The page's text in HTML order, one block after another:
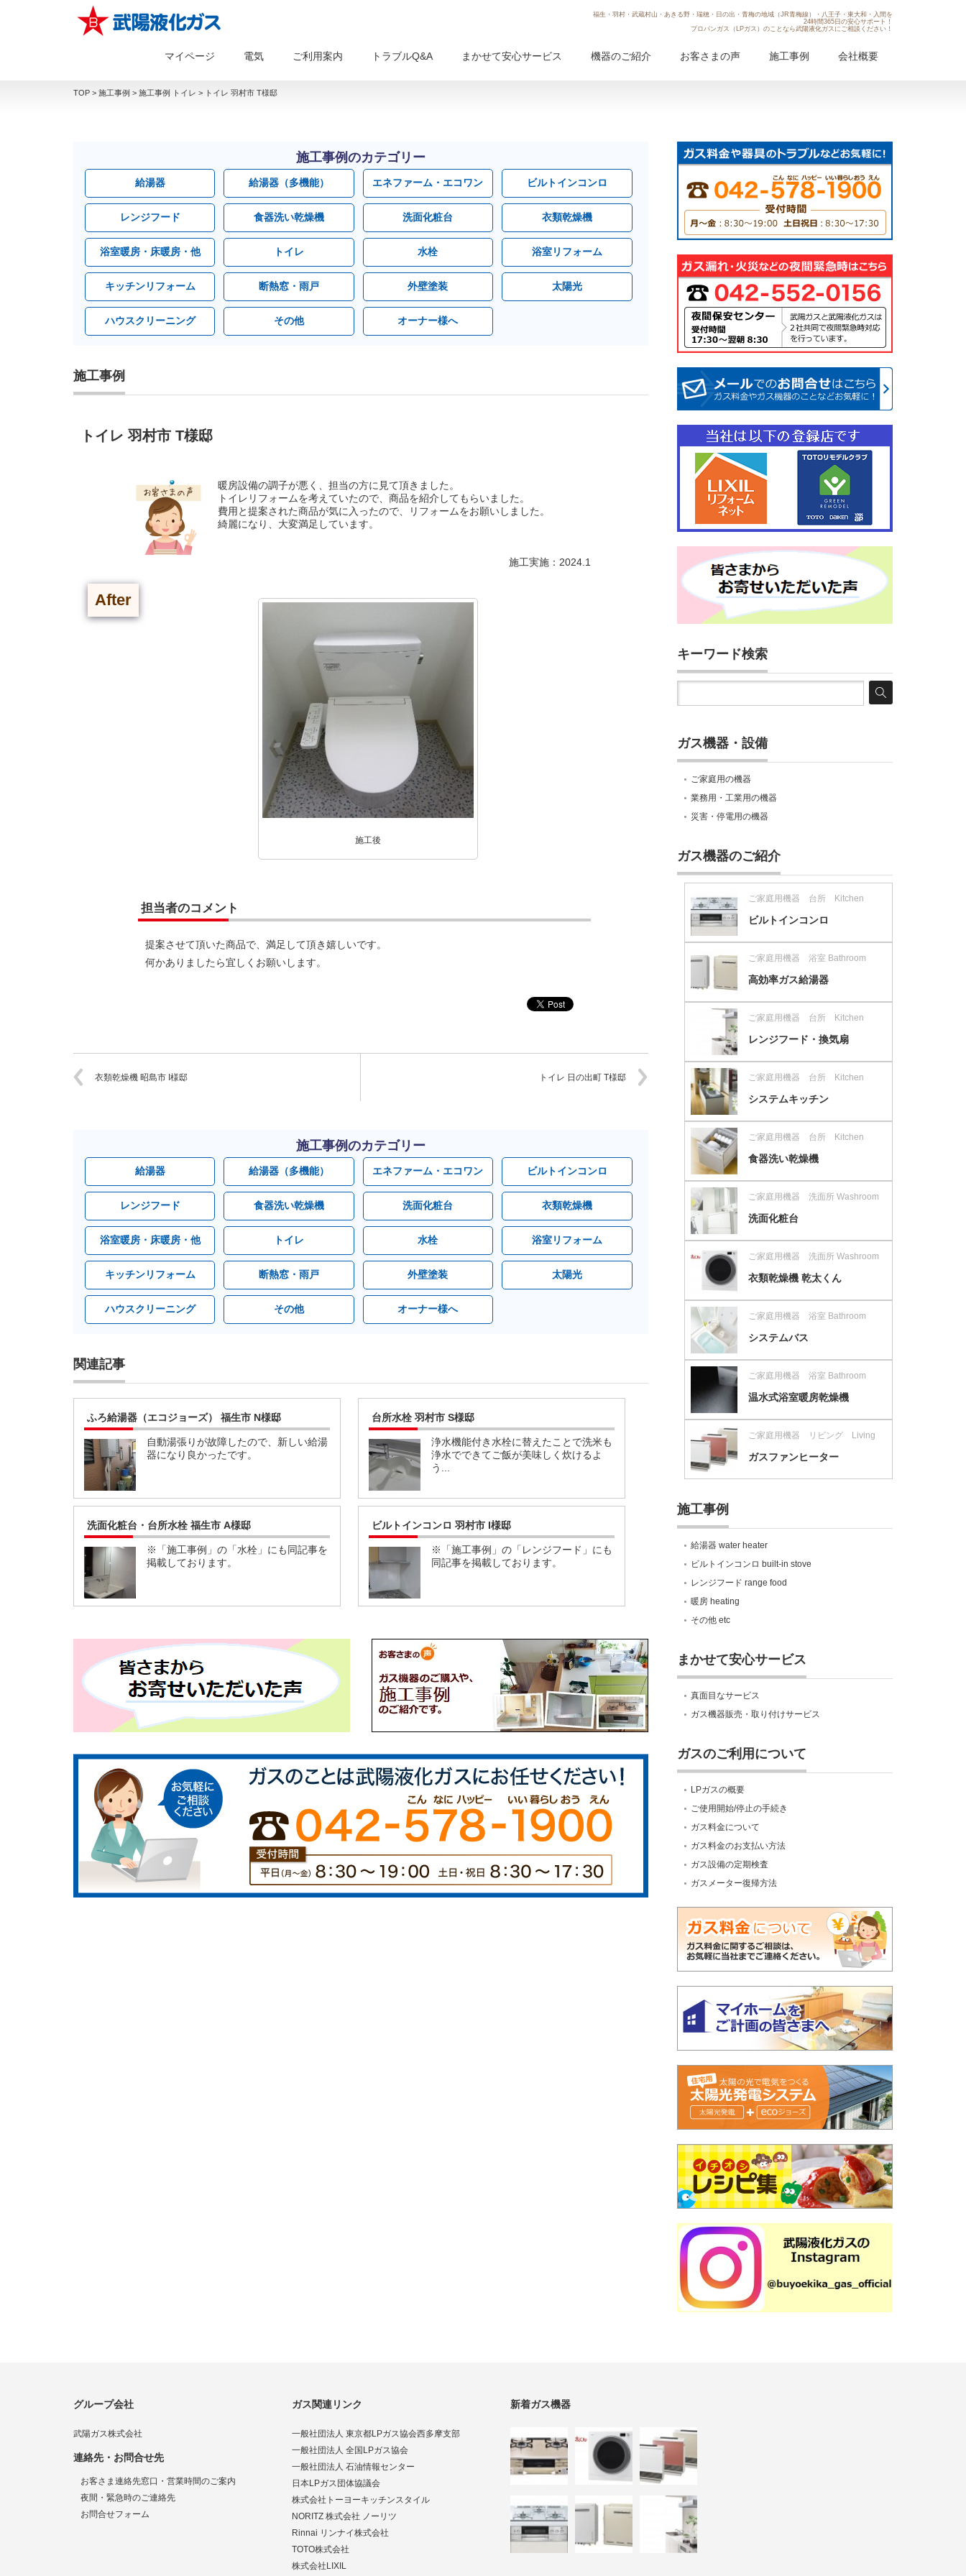
福生・羽村・武蔵村山・あきる野・瑞穂・日の出・青梅の地域（JR青梅線）・八王子・東大和・入間を
24時間365日の安心サポート！
プロパンガス（LPガス）のことなら武陽液化ガスにご相談ください！
マイページ 電気 ご利用案内 トラブルQ&A まかせて安心サービス 機器のご紹介 お客さまの声 施工事例 会社概要
TOP > 施工事例 > 施工事例 トイレ > トイレ 羽村市 T様邸
施工事例のカテゴリー
給湯器 給湯器（多機能） エネファーム・エコワン ビルトインコンロ
レンジフード 食器洗い乾燥機 洗面化粧台 衣類乾燥機
浴室暖房・床暖房・他 トイレ 水栓 浴室リフォーム
キッチンリフォーム 断熱窓・雨戸 外壁塗装 太陽光
ハウスクリーニング その他 オーナー様へ
施工事例
トイレ 羽村市 T様邸
暖房設備の調子が悪く、担当の方に見て頂きました。
トイレリフォームを考えていたので、商品を紹介してもらいました。
費用と提案された商品が気に入ったので、リフォームをお願いしました。
綺麗になり、大変満足しています。
施工実施：2024.1
After
施工後
担当者のコメント
提案させて頂いた商品で、満足して頂き嬉しいです。
何かありましたら宜しくお願いします。
衣類乾燥機 昭島市 I様邸 トイレ 日の出町 T様邸
施工事例のカテゴリー
給湯器 給湯器（多機能） エネファーム・エコワン ビルトインコンロ
レンジフード 食器洗い乾燥機 洗面化粧台 衣類乾燥機
浴室暖房・床暖房・他 トイレ 水栓 浴室リフォーム
キッチンリフォーム 断熱窓・雨戸 外壁塗装 太陽光
ハウスクリーニング その他 オーナー様へ
関連記事
ふろ給湯器（エコジョーズ） 福生市 N様邸
自動湯張りが故障したので、新しい給湯
器になり良かったです。
台所水栓 羽村市 S様邸
浄水機能付き水栓に替えたことで洗米も
浄水でできてご飯が美味しく炊けるよ
う...
洗面化粧台・台所水栓 福生市 A様邸
※「施工事例」の「水栓」にも同記事を
掲載しております。
ビルトインコンロ 羽村市 I様邸
※「施工事例」の「レンジフード」にも
同記事を掲載しております。
キーワード検索
ガス機器・設備
ご家庭用の機器
業務用・工業用の機器
災害・停電用の機器
ガス機器のご紹介
ご家庭用機器 台所 Kitchen
ビルトインコンロ
ご家庭用機器 浴室 Bathroom
高効率ガス給湯器
ご家庭用機器 台所 Kitchen
レンジフード・換気扇
ご家庭用機器 台所 Kitchen
システムキッチン
ご家庭用機器 台所 Kitchen
食器洗い乾燥機
ご家庭用機器 洗面所 Washroom
洗面化粧台
ご家庭用機器 洗面所 Washroom
衣類乾燥機 乾太くん
ご家庭用機器 浴室 Bathroom
システムバス
ご家庭用機器 浴室 Bathroom
温水式浴室暖房乾燥機
ご家庭用機器 リビング Living
ガスファンヒーター
施工事例
給湯器 water heater
ビルトインコンロ built-in stove
レンジフード range food
暖房 heating
その他 etc
まかせて安心サービス
真面目なサービス
ガス機器販売・取り付けサービス
ガスのご利用について
LPガスの概要
ご使用開始/停止の手続き
ガス料金について
ガス料金のお支払い方法
ガス設備の定期検査
ガスメーター復帰方法
グループ会社
武陽ガス株式会社
連絡先・お問合せ先
お客さま連絡先窓口・営業時間のご案内
夜間・緊急時のご連絡先
お問合せフォーム
ガス関連リンク
一般社団法人 東京都LPガス協会西多摩支部
一般社団法人 全国LPガス協会
一般社団法人 石油情報センター
日本LPガス団体協議会
株式会社トーヨーキッチンスタイル
NORITZ 株式会社 ノーリツ
Rinnai リンナイ株式会社
TOTO株式会社
株式会社LIXIL
新着ガス機器